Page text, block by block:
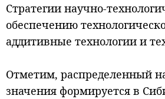
Стратегии научно-
обеспечению
аддитивные технологии и
Отметим, распределенный
значения формируется в